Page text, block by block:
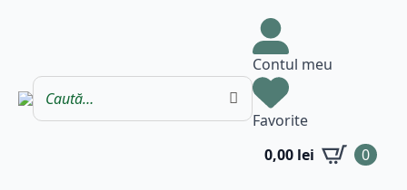
Contul meu
Favorite
0,00 lei 0